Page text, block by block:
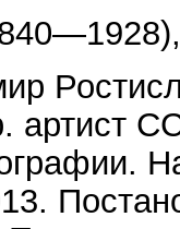
артист